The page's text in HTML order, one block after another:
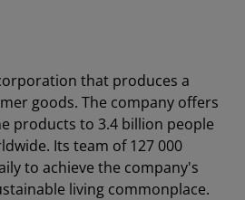
that produces a
goods. The company offers
products to 3.4 billion people
Its team of 127 000
to achieve the company's
living commonplace.